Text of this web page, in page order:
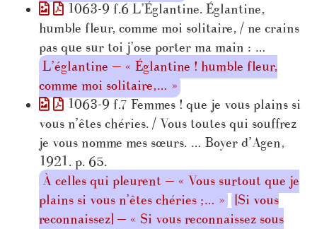
1063-9 f.6 L’Églantine. Églantine,
humble fleur, comme moi solitaire, / ne crains
pas que sur toi j’ose porter ma main : …
L’églantine — « Églantine ! humble fleur,
comme moi solitaire,… »
1063-9 f.7 Femmes ! que je vous plains si
vous n’êtes chéries. / Vous toutes qui souffrez
je vous nomme mes sœurs. … Boyer d’Agen,
1921. p. 65.
À celles qui pleurent — « Vous surtout que je
plains si vous n’êtes chéries ;… »
[Si vous
reconnaissez] — « Si vous reconnaissez sous